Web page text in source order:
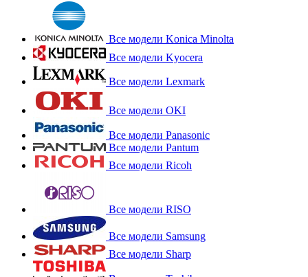
Все модели Konica Minolta
Все модели Kyocera
Все модели Lexmark
Все модели OKI
Все модели Panasonic
Все модели Pantum
Все модели Ricoh
Все модели RISO
Все модели Samsung
Все модели Sharp